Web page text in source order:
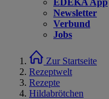
EDEKA App
Newsletter
Verbund
Jobs
Zur Startseite
Rezeptwelt
Rezepte
Hildabrötchen